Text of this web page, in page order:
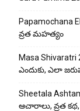
వ్రత మహత్యం
Masa
ఎందుకు, ఎలా
Sheetala
ఆచారాలు, వ్రత